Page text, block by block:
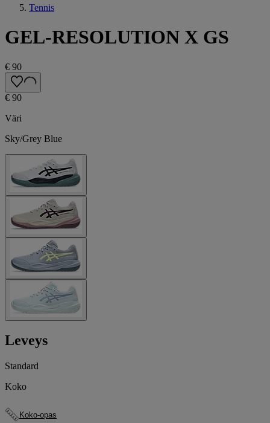
Tennis
GEL-RESOLUTION X GS
€ 90
€ 90
Väri
Sky/Grey Blue
Leveys
Standard
Koko
Koko-opas